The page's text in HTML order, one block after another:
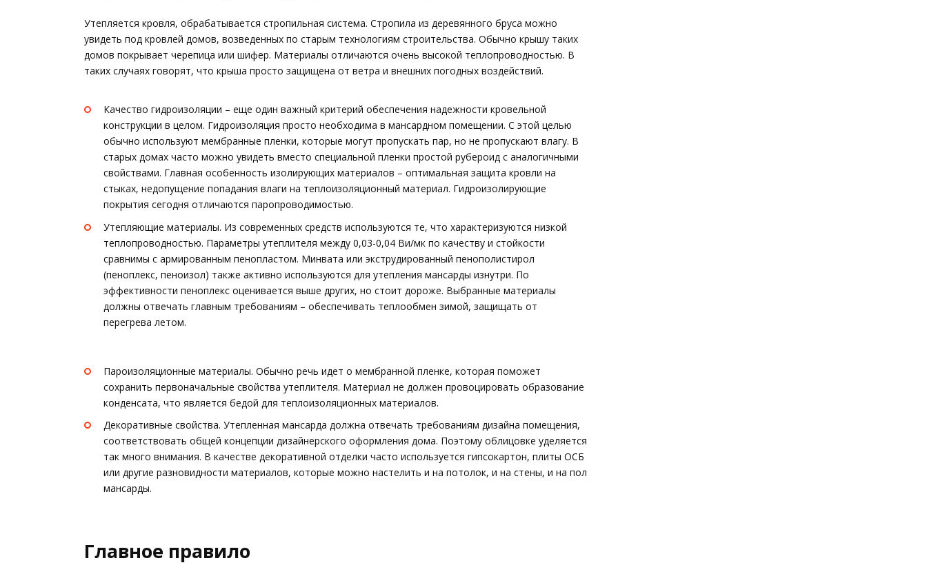
Утепляется кровля, обрабатывается стропильная система. Стропила из деревянного бруса можно
увидеть под кровлей домов, возведенных по старым технологиям строительства. Обычно крышу таких
домов покрывает черепица или шифер. Материалы отличаются очень высокой теплопроводностью. В
таких случаях говорят, что крыша просто защищена от ветра и внешних погодных воздействий.
Качество гидроизоляции – еще один важный критерий обеспечения надежности кровельной
конструкции в целом. Гидроизоляция просто необходима в мансардном помещении. С этой целью
обычно используют мембранные пленки, которые могут пропускать пар, но не пропускают влагу. В
старых домах часто можно увидеть вместо специальной пленки простой рубероид с аналогичными
свойствами. Главная особенность изолирующих материалов – оптимальная защита кровли на
стыках, недопущение попадания влаги на теплоизоляционный материал. Гидроизолирующие
покрытия сегодня отличаются паропроводимостью.
Утепляющие материалы. Из современных средств используются те, что характеризуются низкой
теплопроводностью. Параметры утеплителя между 0,03-0,04 Ви/мк по качеству и стойкости
сравнимы с армированным пенопластом. Минвата или экструдированный пенополистирол
(пеноплекс, пеноизол) также активно используются для утепления мансарды изнутри. По
эффективности пеноплекс оценивается выше других, но стоит дороже. Выбранные материалы
должны отвечать главным требованиям – обеспечивать теплообмен зимой, защищать от
перегрева летом.
Пароизоляционные материалы. Обычно речь идет о мембранной пленке, которая поможет
сохранить первоначальные свойства утеплителя. Материал не должен провоцировать образование
конденсата, что является бедой для теплоизоляционных материалов.
Декоративные свойства. Утепленная мансарда должна отвечать требованиям дизайна помещения,
соответствовать общей концепции дизайнерского оформления дома. Поэтому облицовке уделяется
так много внимания. В качестве декоративной отделки часто используется гипсокартон, плиты ОСБ
или другие разновидности материалов, которые можно настелить и на потолок, и на стены, и на пол
мансарды.
Главное правило